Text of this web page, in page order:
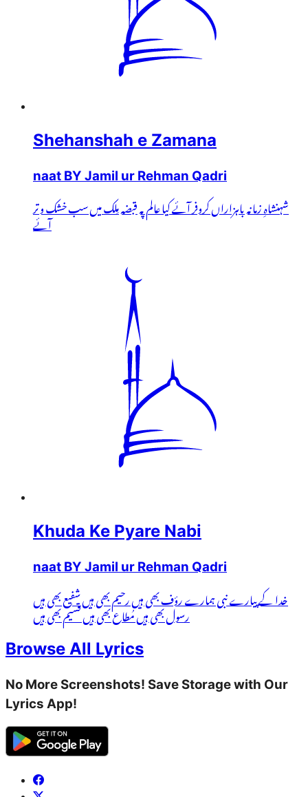
Shehanshah e Zamana
naat BY Jamil ur Rehman Qadri
شہنشاہِ زمانہ باہزاراں کروفر آئے کیا عالم پہ قبضہ مِلک میں سب خشک و تر
آئے
Khuda Ke Pyare Nabi
naat BY Jamil ur Rehman Qadri
خدا کے پیارے نبی ہمارے رؤف بھی ہیں رحیم بھی ہیں شفیع بھی ہیں
رسول بھی ہیں مُطاع بھی ہیں قسیم بھی ہیں
Browse All Lyrics
No More Screenshots! Save Storage with Our
Lyrics App!